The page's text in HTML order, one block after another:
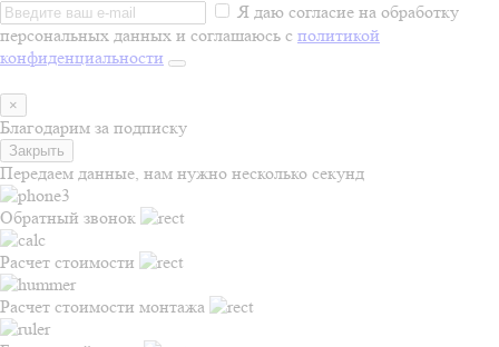
Я даю согласие на обработку
персональных данных и соглашаюсь с политикой
конфиденциальности
×
Благодарим за подписку
Закрыть
Передаем данные, нам нужно несколько секунд
Обратный звонок
Расчет стоимости
Расчет стоимости монтажа